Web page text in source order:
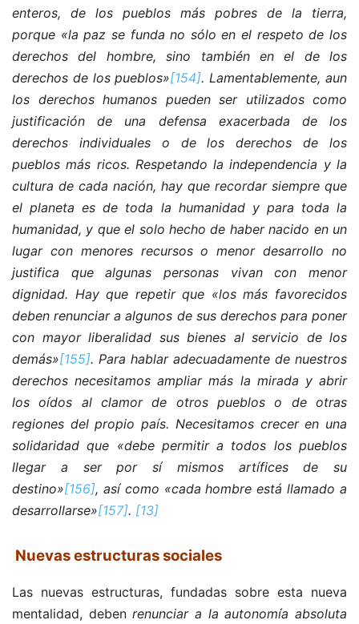
enteros, de los pueblos más pobres de la tierra,
porque «la paz se funda no sólo en el respeto de los
derechos del hombre, sino también en el de los
derechos de los pueblos»[154]. Lamentablemente, aun
los derechos humanos pueden ser utilizados como
justificación de una defensa exacerbada de los
derechos individuales o de los derechos de los
pueblos más ricos. Respetando la independencia y la
cultura de cada nación, hay que recordar siempre que
el planeta es de toda la humanidad y para toda la
humanidad, y que el solo hecho de haber nacido en un
lugar con menores recursos o menor desarrollo no
justifica que algunas personas vivan con menor
dignidad. Hay que repetir que «los más favorecidos
deben renunciar a algunos de sus derechos para poner
con mayor liberalidad sus bienes al servicio de los
demás»[155]. Para hablar adecuadamente de nuestros
derechos necesitamos ampliar más la mirada y abrir
los oídos al clamor de otros pueblos o de otras
regiones del propio país. Necesitamos crecer en una
solidaridad que «debe permitir a todos los pueblos
llegar a ser por sí mismos artífices de su
destino»[156], así como «cada hombre está llamado a
desarrollarse»[157]. [13]
Nuevas estructuras sociales
Las nuevas estructuras, fundadas sobre esta nueva
mentalidad, debenrenunciar a la autonomía absoluta